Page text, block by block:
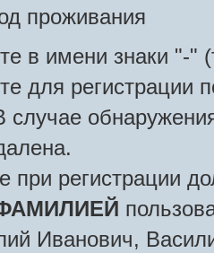
проживания
в имени знаки "-"
для регистрации
случае
при регистрации
Иванович,